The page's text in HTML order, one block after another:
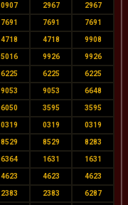
0907 2967 2967
7691 7691 7691
4718 4718 9908
5016 9926 9926
6225 6225 6225
9053 9053 6648
6050 3595 3595
0319 0319 0319
8529 8529 8283
6364 1631 1631
4623 4623 4623
2383 2383 6287